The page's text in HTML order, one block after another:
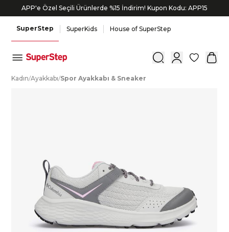
APP'e Özel Seçili Ürünlerde %15 İndirim! Kupon Kodu: APP15
SuperStep SuperKids House of SuperStep
0
Kadın/Ayakkabı/Spor Ayakkabı & Sneaker